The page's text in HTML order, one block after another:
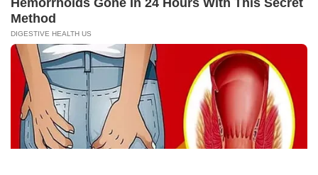
serta terverifikasi dari sumber yang tepat.
Follow Kabarbaru